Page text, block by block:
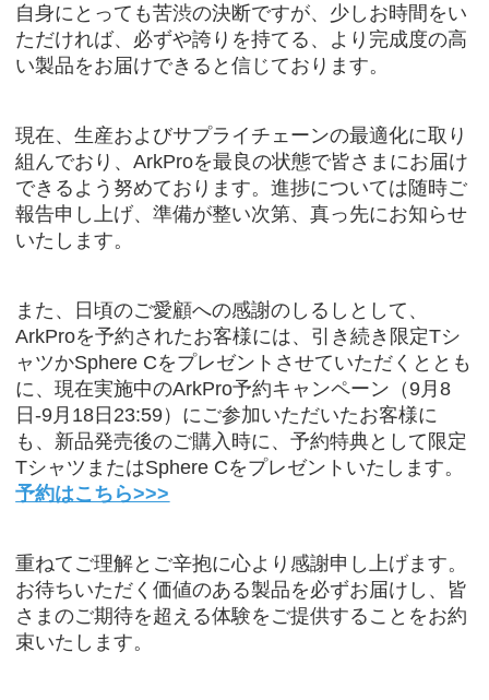
自身にとっても苦渋の決断ですが、少しお時間をい
ただければ、必ずや誇りを持てる、より完成度の高
い製品をお届けできると信じております。
現在、生産およびサプライチェーンの最適化に取り
組んでおり、ArkProを最良の状態で皆さまにお届け
できるよう努めております。進捗については随時ご
報告申し上げ、準備が整い次第、真っ先にお知らせ
いたします。
また、日頃のご愛顧への感謝のしるしとして、
ArkProを予約されたお客様には、引き続き限定Tシ
ャツかSphere Cをプレゼントさせていただくととも
に、現在実施中のArkPro予約キャンペーン（9月8
日-9月 18 日 23:59）にご参加いただいたお客様に
も、新品発売後のご購入時に、予約特典として限定
TシャツまたはSphere Cをプレゼントいたします。
予約はこちら>>>
重ねてご理解とご辛抱に心より感謝申し上げます。
お待ちいただく価値のある製品を必ずお届けし、皆
さまのご期待を超える体験をご提供することをお約
束いたします。